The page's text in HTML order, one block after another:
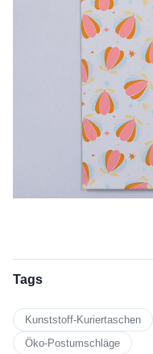
Tags
Kunststoff-Kuriertaschen
Öko-Postumschläge